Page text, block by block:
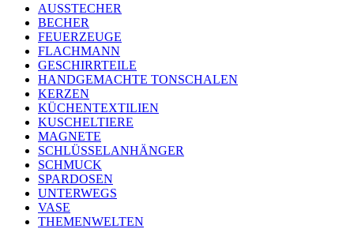
AUSSTECHER
BECHER
FEUERZEUGE
FLACHMANN
GESCHIRRTEILE
HANDGEMACHTE TONSCHALEN
KERZEN
KÜCHENTEXTILIEN
KUSCHELTIERE
MAGNETE
SCHLÜSSELANHÄNGER
SCHMUCK
SPARDOSEN
UNTERWEGS
VASE
THEMENWELTEN